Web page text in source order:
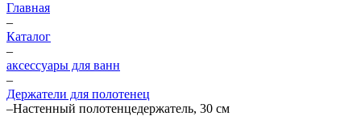
Главная
–
Каталог
–
аксессуары для ванн
–
Держатели для полотенец
–Настенный полотенцедержатель, 30 см